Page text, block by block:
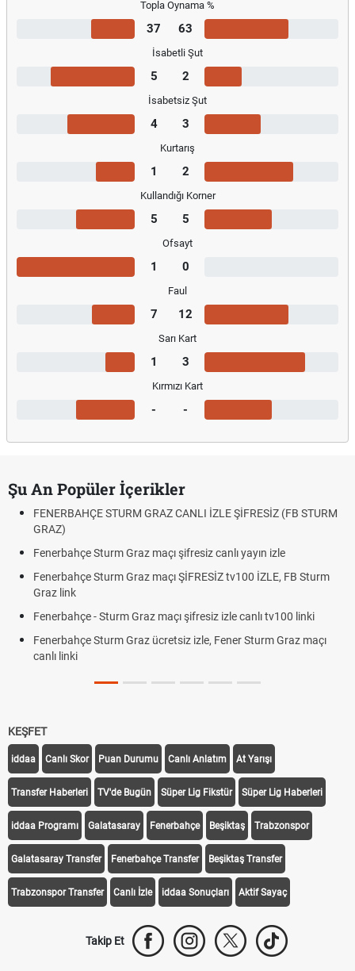
Topla Oynama %
37 63
İsabetli Şut
5 2
İsabetsiz Şut
4 3
Kurtarış
1 2
Kullandığı Korner
5 5
Ofsayt
1 0
Faul
7 12
Sarı Kart
1 3
Kırmızı Kart
- -
Şu An Popüler İçerikler
FENERBAHÇE STURM GRAZ CANLI İZLE ŞİFRESİZ (FB STURM
GRAZ)
Fenerbahçe Sturm Graz maçı şifresiz canlı yayın izle
Fenerbahçe Sturm Graz maçı ŞİFRESİZ tv100 İZLE, FB Sturm
Graz link
Fenerbahçe - Sturm Graz maçı şifresiz izle canlı tv100 linki
Fenerbahçe Sturm Graz ücretsiz izle, Fener Sturm Graz maçı
canlı linki
KEŞFET
iddaa Canlı Skor Puan Durumu Canlı Anlatım At Yarışı
Transfer Haberleri TV'de Bugün Süper Lig Fikstür Süper Lig Haberleri
iddaa Programı Galatasaray Fenerbahçe Beşiktaş Trabzonspor
Galatasaray Transfer Fenerbahçe Transfer Beşiktaş Transfer
Trabzonspor Transfer Canlı İzle iddaa Sonuçları Aktif Sayaç
Takip Et